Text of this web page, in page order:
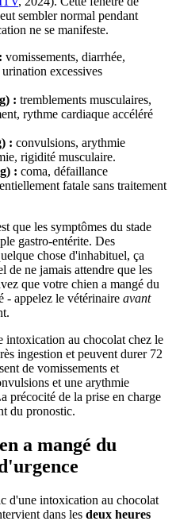
sembler normal pendant
ne se manifeste.
vomissements, diarrhée,
excessives
: tremblements musculaires,
rythme cardiaque accéléré
: convulsions, arythmie
rigidité musculaire.
: coma, défaillance
fatale sans traitement
que les symptômes du stade
gastro-entérite. Des
chose d'inhabituel, ça
de ne jamais attendre que les
que votre chien a mangé du
- appelez le vétérinaire avant
intoxication au chocolat chez le
ingestion et peuvent durer 72
de vomissements et
et une arythmie
précocité de la prise en charge
du pronostic.
a mangé du
d'une intoxication au chocolat
dans les deux heures